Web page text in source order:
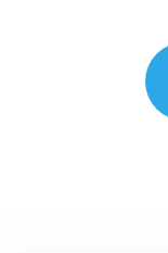
アイコスの路上
い。と言いまし
バコ『アイコス
しましょう。『